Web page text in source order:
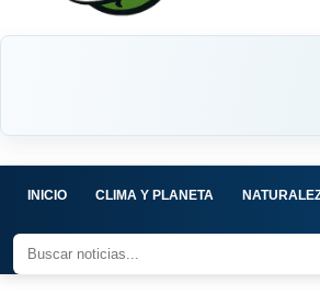
INICIO CLIMA Y PLANETA